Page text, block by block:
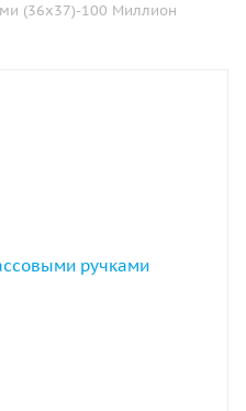
(36х37)-100 Миллион